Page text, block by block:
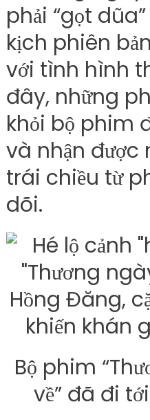
phải “gọt
kịch phiên
với tình hình
đây, những
khỏi bộ phim
và nhận được
trái chiều từ
dõi.
Bộ phim
về” đã đi